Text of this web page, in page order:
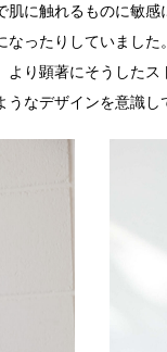
に触れるものに敏
ったりしていまし
り顕著にそうした
なデザインを意識し